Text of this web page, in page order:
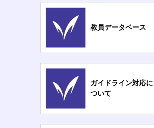
教員データベース
ガイドライン対応に
ついて